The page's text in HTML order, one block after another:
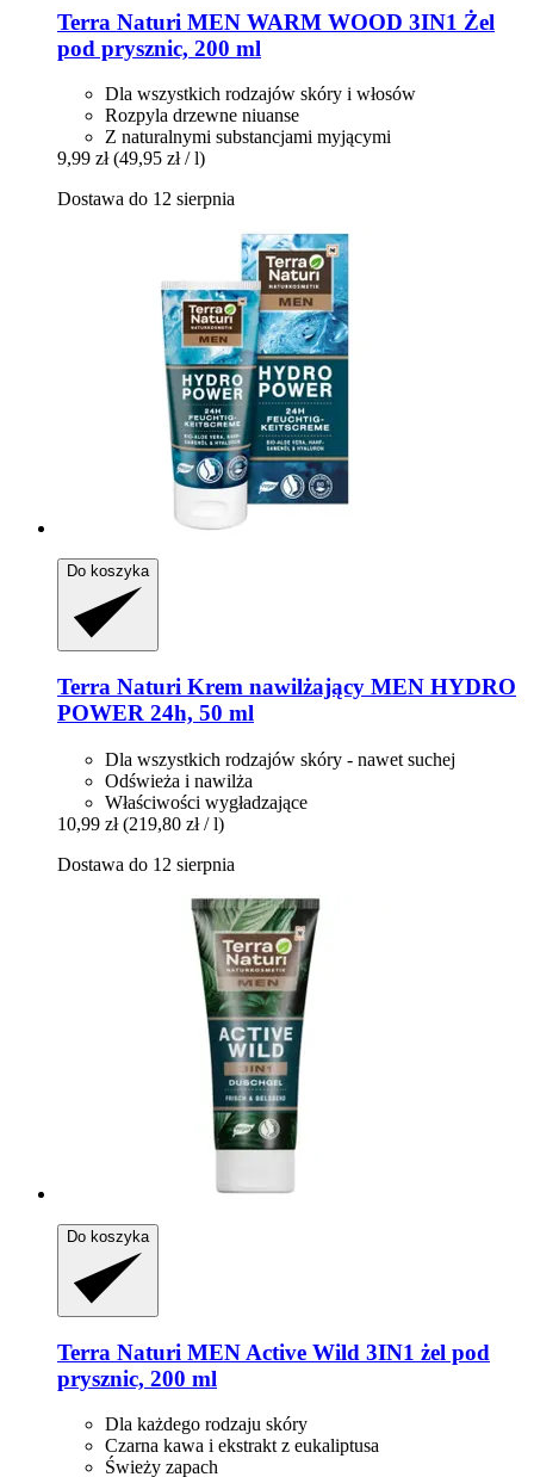
Terra Naturi MEN WARM WOOD 3IN1 Żel
pod prysznic, 200 ml
Dla wszystkich rodzajów skóry i włosów
Rozpyla drzewne niuanse
Z naturalnymi substancjami myjącymi
9,99 zł (49,95 zł / l)
Dostawa do 12 sierpnia
Do koszyka
Terra Naturi Krem nawilżający MEN HYDRO
POWER 24h, 50 ml
Dla wszystkich rodzajów skóry - nawet suchej
Odświeża i nawilża
Właściwości wygładzające
10,99 zł (219,80 zł / l)
Dostawa do 12 sierpnia
Do koszyka
Terra Naturi MEN Active Wild 3IN1 żel pod
prysznic, 200 ml
Dla każdego rodzaju skóry
Czarna kawa i ekstrakt z eukaliptusa
Świeży zapach